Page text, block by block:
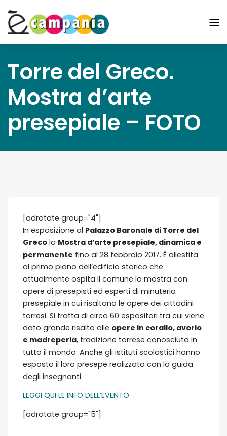
Torre del Greco.
Mostra d’arte
presepiale – FOTO
[adrotate group="4"]
In esposizione al Palazzo Baronale di Torre del
Greco la Mostra d’arte presepiale, dinamica e
permanente fino al 28 febbraio 2017. È allestita
al primo piano dell’edificio storico che
attualmente ospita il comune la mostra con
opere di presepisti ed esperti di minuteria
presepiale in cui risaltano le opere dei cittadini
torresi. Si tratta di circa 60 espositori tra cui viene
dato grande risalto alle opere in corallo, avorio
e madreperla, tradizione torrese conosciuta in
tutto il mondo. Anche gli istituti scolastici hanno
esposto il loro presepe realizzato con la guida
degli insegnanti.
LEGGI QUI LE INFO DELL’EVENTO
[adrotate group="5"]